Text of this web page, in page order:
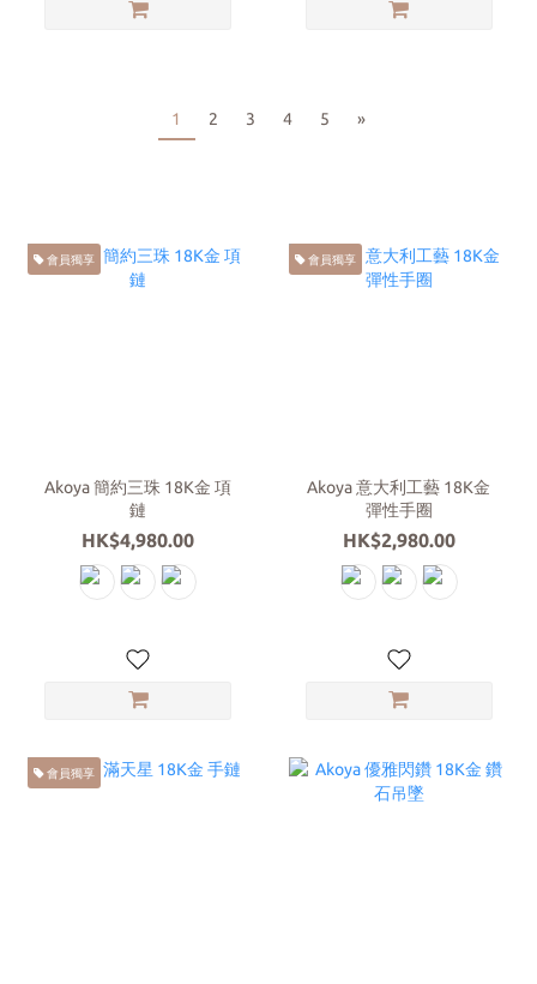
1 2 3 4 5 »
會員獨享
Akoya 簡約三珠 18K金 項
鏈
HK$4,980.00
會員獨享
Akoya 意大利工藝 18K金
彈性手圈
HK$2,980.00
會員獨享